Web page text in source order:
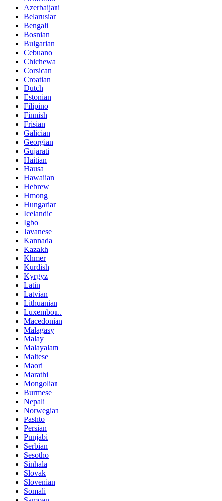
Azerbaijani
Belarusian
Bengali
Bosnian
Bulgarian
Cebuano
Chichewa
Corsican
Croatian
Dutch
Estonian
Filipino
Finnish
Frisian
Galician
Georgian
Gujarati
Haitian
Hausa
Hawaiian
Hebrew
Hmong
Hungarian
Icelandic
Igbo
Javanese
Kannada
Kazakh
Khmer
Kurdish
Kyrgyz
Latin
Latvian
Lithuanian
Luxembou..
Macedonian
Malagasy
Malay
Malayalam
Maltese
Maori
Marathi
Mongolian
Burmese
Nepali
Norwegian
Pashto
Persian
Punjabi
Serbian
Sesotho
Sinhala
Slovak
Slovenian
Somali